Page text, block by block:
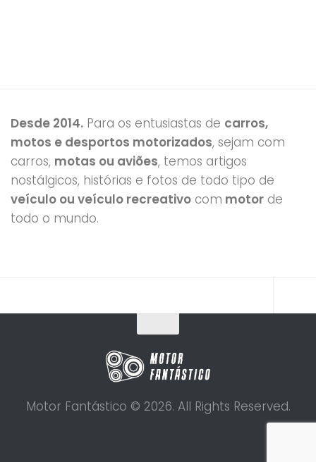
Desde 2014. Para os entusiastas de carros,
motos e desportos motorizados, sejam com
carros, motas ou aviões, temos artigos
nostálgicos, histórias e fotos de todo tipo de
veículo ou veículo recreativo com motor de
todo o mundo.
Motor Fantástico © 2026. All Rights Reserved.